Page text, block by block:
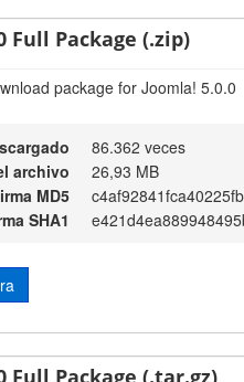
Full Package (.zip)
package for Joomla! 5.0.0
86.362 veces
archivo
26,93 MB
MD5
SHA1
Full Package (.tar.gz)